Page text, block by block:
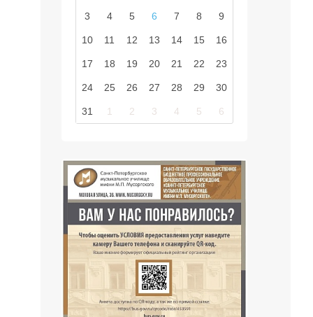
3 4 5 6 7 8 9
10 11 12 13 14 15 16
17 18 19 20 21 22 23
24 25 26 27 28 29 30
31 1 2 3 4 5 6